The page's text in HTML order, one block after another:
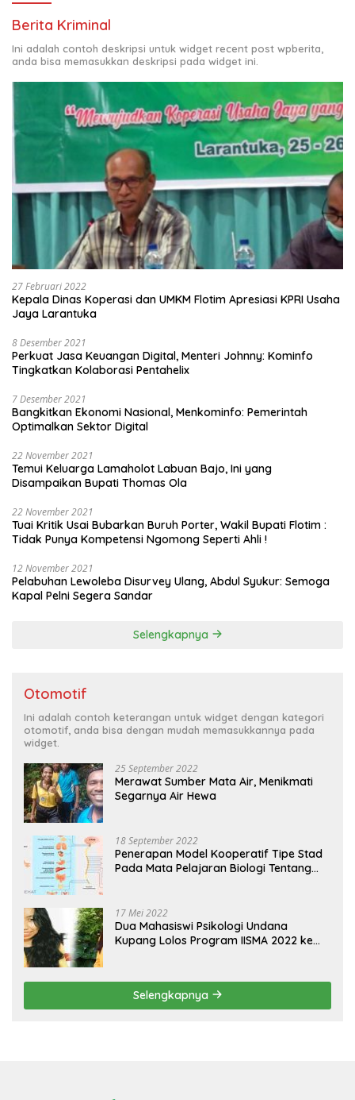
Berita Kriminal
Ini adalah contoh deskripsi untuk widget recent post wpberita,
anda bisa memasukkan deskripsi pada widget ini.
27 Februari 2022
Kepala Dinas Koperasi dan UMKM Flotim Apresiasi KPRI Usaha
Jaya Larantuka
8 Desember 2021
Perkuat Jasa Keuangan Digital, Menteri Johnny: Kominfo
Tingkatkan Kolaborasi Pentahelix
7 Desember 2021
Bangkitkan Ekonomi Nasional, Menkominfo: Pemerintah
Optimalkan Sektor Digital
22 November 2021
Temui Keluarga Lamaholot Labuan Bajo, Ini yang
Disampaikan Bupati Thomas Ola
22 November 2021
Tuai Kritik Usai Bubarkan Buruh Porter, Wakil Bupati Flotim :
Tidak Punya Kompetensi Ngomong Seperti Ahli !
12 November 2021
Pelabuhan Lewoleba Disurvey Ulang, Abdul Syukur: Semoga
Kapal Pelni Segera Sandar
Selengkapnya
Otomotif
Ini adalah contoh keterangan untuk widget dengan kategori
otomotif, anda bisa dengan mudah memasukkannya pada
widget.
25 September 2022
Merawat Sumber Mata Air, Menikmati
Segarnya Air Hewa
18 September 2022
Penerapan Model Kooperatif Tipe Stad
Pada Mata Pelajaran Biologi Tentang
17 Mei 2022
Dua Mahasiswi Psikologi Undana
Kupang Lolos Program IISMA 2022 ke
Selengkapnya